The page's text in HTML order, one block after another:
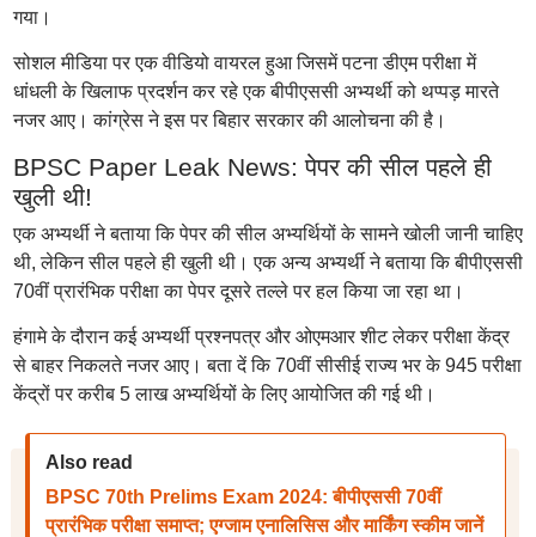
गया।
सोशल मीडिया पर एक वीडियो वायरल हुआ जिसमें पटना डीएम परीक्षा में
धांधली के खिलाफ प्रदर्शन कर रहे एक बीपीएससी अभ्यर्थी को थप्पड़ मारते
नजर आए। कांग्रेस ने इस पर बिहार सरकार की आलोचना की है।
BPSC Paper Leak News: पेपर की सील पहले ही
खुली थी!
एक अभ्यर्थी ने बताया कि पेपर की सील अभ्यर्थियों के सामने खोली जानी चाहिए
थी, लेकिन सील पहले ही खुली थी। एक अन्य अभ्यर्थी ने बताया कि बीपीएससी
70वीं प्रारंभिक परीक्षा का पेपर दूसरे तल्ले पर हल किया जा रहा था।
हंगामे के दौरान कई अभ्यर्थी प्रश्नपत्र और ओएमआर शीट लेकर परीक्षा केंद्र
से बाहर निकलते नजर आए। बता दें कि 70वीं सीसीई राज्य भर के 945 परीक्षा
केंद्रों पर करीब 5 लाख अभ्यर्थियों के लिए आयोजित की गई थी।
Also read
BPSC 70th Prelims Exam 2024: बीपीएससी 70वीं
प्रारंभिक परीक्षा समाप्त; एग्जाम एनालिसिस और मार्किंग स्कीम जानें